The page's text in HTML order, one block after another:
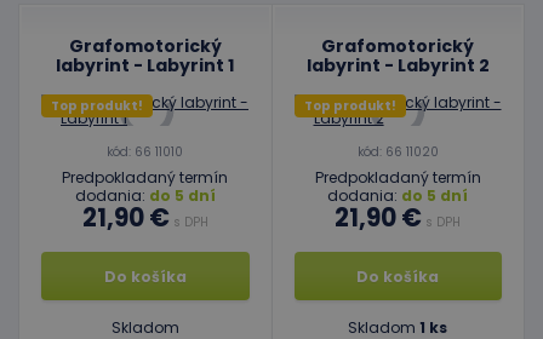
Grafomotorický
labyrint - Labyrint 1
Top produkt!
kód: 66 11010
Predpokladaný termín
dodania: do 5 dní
21,90 € s DPH
Do košíka
Skladom
Grafomotorický
labyrint - Labyrint 2
Top produkt!
kód: 66 11020
Predpokladaný termín
dodania: do 5 dní
21,90 € s DPH
Do košíka
Skladom 1 ks